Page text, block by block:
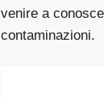
venire a
contaminazioni.